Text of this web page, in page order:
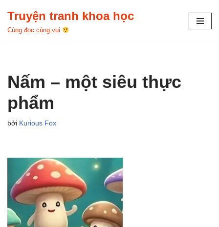
Chuyển
Truyện tranh khoa học
Cùng đọc cùng vui
Nấm – một siêu thực
phẩm
bởi Kurious Fox